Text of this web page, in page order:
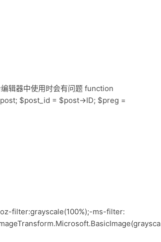
辑器中使用时会有问题 function
$post_id = $post->ID; $preg =
filter:grayscale(100%);-ms-filter: